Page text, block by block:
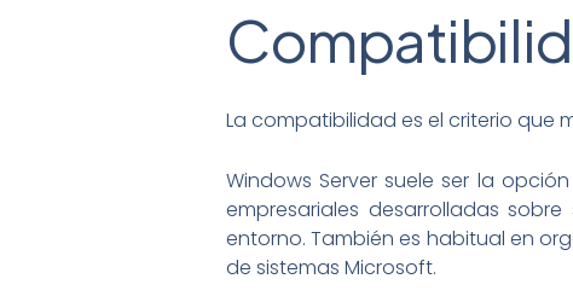
La compatibilidad es el criterio que
Windows Server suele ser la
empresariales desarrolladas
entorno. También es habitual en
de sistemas Microsoft.